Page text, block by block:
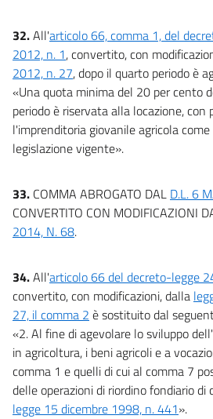
32.All'articolo 66, comma 1, del
2012, n. 1, convertito, con
2012, n. 27, dopo il quarto periodo è
«Una quota minima del 20 per cento
periodo è riservata alla locazione, con
l'imprenditoria giovanile agricola
legislazione vigente».
33. COMMA ABROGATO DAL D.L. 6
CONVERTITO CON MODIFICAZIONI
2014, N. 68.
34.All'articolo 66 del decreto-legge
convertito, con modificazioni, dalla
27, il comma 2 è sostituito dal
«2. Al fine di agevolare lo sviluppo
in agricoltura, i beni agricoli e a
comma 1 e quelli di cui al comma 7
delle operazioni di riordino fondiario di
legge 15 dicembre 1998, n. 441».